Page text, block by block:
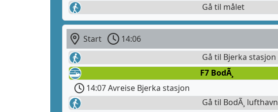
Gå til målet
Start 14:06
Gå til Bjerka stasjon
F7 BodÃ¸
14:07 Avreise Bjerka stasjon
Gå til BodÃ¸ lufthavn